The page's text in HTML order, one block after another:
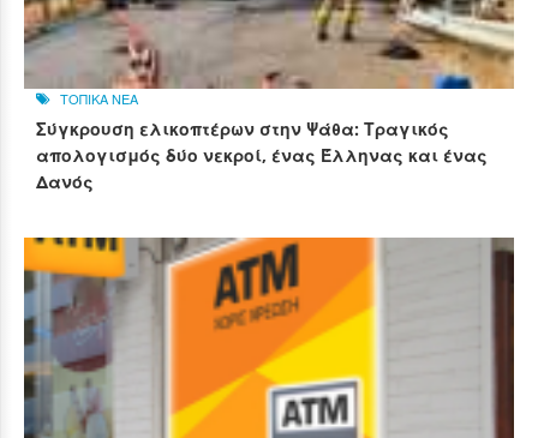
ΤΟΠΙΚΑ ΝΕΑ
Σύγκρουση ελικοπτέρων στην Ψάθα: Τραγικός
απολογισμός δύο νεκροί, ένας Έλληνας και ένας
Δανός